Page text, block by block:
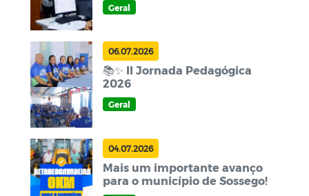
Geral
06.07.2026
📚✨ II Jornada Pedagógica
2026
Geral
04.07.2026
Mais um importante avanço
para o município de Sossego!